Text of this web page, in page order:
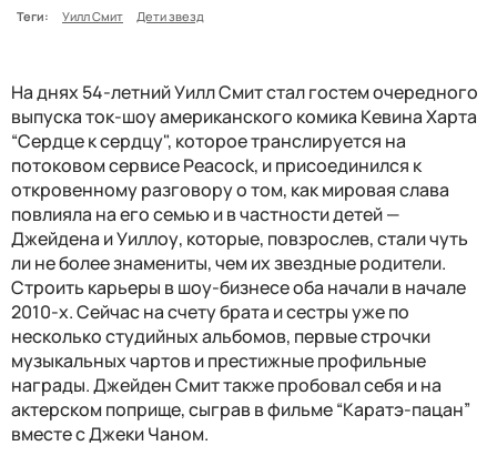
Теги:
Уилл Смит Дети звезд
На днях 54-летний Уилл Смит стал гостем очередного
выпуска ток-шоу американского комика Кевина Харта
“Сердце к сердцу", которое транслируется на
потоковом сервисе Peacock, и присоединился к
откровенному разговору о том, как мировая слава
повлияла на его семью и в частности детей —
Джейдена и Уиллоу, которые, повзрослев, стали чуть
ли не более знамениты, чем их звездные родители.
Строить карьеры в шоу-бизнесе оба начали в начале
2010-х. Сейчас на счету брата и сестры уже по
несколько студийных альбомов, первые строчки
музыкальных чартов и престижные профильные
награды. Джейден Смит также пробовал себя и на
актерском поприще, сыграв в фильме “Каратэ-пацан”
вместе с Джеки Чаном.